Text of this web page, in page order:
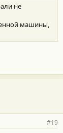
не
машины,
#19